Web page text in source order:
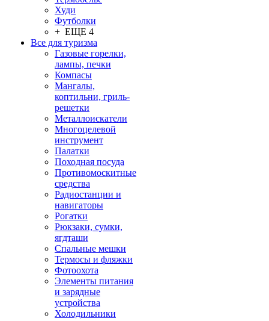
Худи
Футболки
+ ЕЩЕ 4
Все для туризма
Газовые горелки,
лампы, печки
Компасы
Мангалы,
коптильни, гриль-
решетки
Металлоискатели
Многоцелевой
инструмент
Палатки
Походная посуда
Противомоскитные
средства
Радиостанции и
навигаторы
Рогатки
Рюкзаки, сумки,
ягдташи
Спальные мешки
Термосы и фляжки
Фотоохота
Элементы питания
и зарядные
устройства
Холодильники